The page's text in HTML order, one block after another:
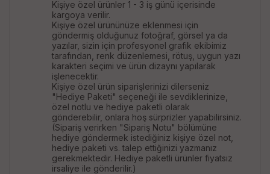
Kişiye özel ürünler 1 - 3 iş günü içerisinde
kargoya verilir.
Kişiye özel ürününüze eklenmesi için
göndermiş olduğunuz fotoğraf, görsel ya da
yazılar, sizin için profesyonel grafik ekibimiz
tarafından, renk düzenlemesi, rötuş, uygun yazı
karakteri seçimi ve ürün dizaynı yapılarak
işlenecektir.
Kişiye özel ürün siparişlerinizi dilerseniz
"Hediye Paketi" seçeneği ile sevdiklerinize,
özel notlu ve hediye paketli olarak
gönderebilir, onlara hoş sürprizler yapabilirsiniz.
(Sipariş verirken "Sipariş Notu" bölümüne
hediye göndermek istediğiniz kişiye özel not,
hediye paketi vs. talep ettiğinizi yazmanız
gerekmektedir. Hediye paketli ürünler fiyatsız
irsaliye ile gönderilir.)